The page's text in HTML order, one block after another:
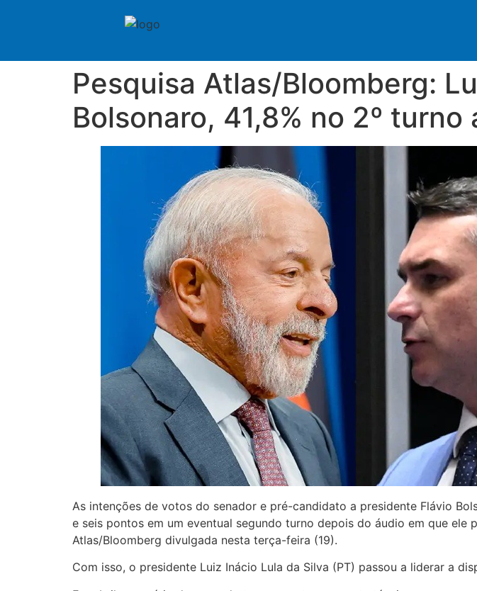
Pesquisa Atlas/Bloomberg:
Bolsonaro, 41,8% no 2º
As intenções de votos do senador e pré-candidato a presidente Flávio
e seis pontos em um eventual segundo turno depois do áudio em que
Atlas/Bloomberg divulgada nesta terça-feira (19).
Com isso, o presidente Luiz Inácio Lula da Silva (PT) passou a liderar a